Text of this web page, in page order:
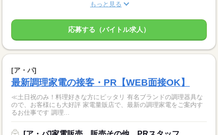
もっと見る
応募する（バイトル求人）
[ア・パ]
最新調理家電の接客・PR【WEB面接OK】
≪土日祝のみ！料理好きな方にピッタリ 有名ブランドの調理器具な
ので、お客様にも大好評 家電量販店で、最新の調理家電をご案内す
るお仕事です 調理...